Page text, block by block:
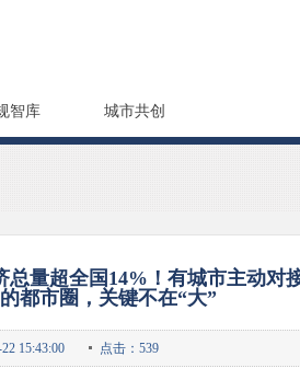
智库 城市共创
总量超全国14%！有城市主动对
都市圈，关键不在“大”
15:43:00 点击：539